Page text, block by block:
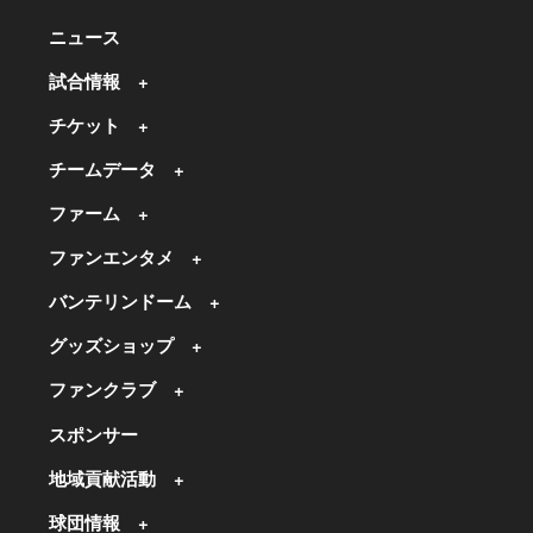
ニュース
試合情報
チケット
チームデータ
ファーム
ファンエンタメ
バンテリンドーム
グッズショップ
ファンクラブ
スポンサー
地域貢献活動
球団情報